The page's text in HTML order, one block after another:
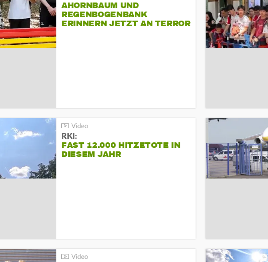
AHORNBAUM UND
REGENBOGENBANK
ERINNERN JETZT AN TERROR
RKI:
FAST 12.000 HITZETOTE IN
DIESEM JAHR